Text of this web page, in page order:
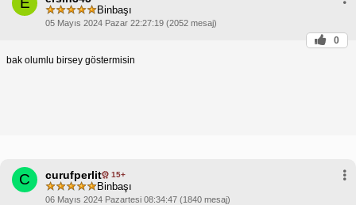
Binbaşı
05 Mayıs 2024 Pazar 22:27:19 (2052 mesaj)
0
bak olumlu birsey göstermisin
C curufperlit 15+
Binbaşı
06 Mayıs 2024 Pazartesi 08:34:47 (1840 mesaj)